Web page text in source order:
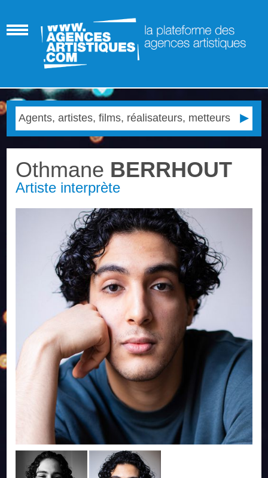
Othmane BERRHOUT
Artiste interprète